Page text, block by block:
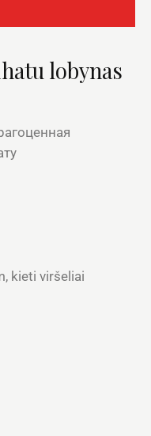
lobynas
kieti viršeliai